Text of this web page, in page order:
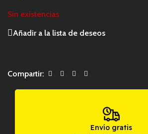
Sin existencias
Añadir a la lista de deseos
Compartir:
Envío gratis